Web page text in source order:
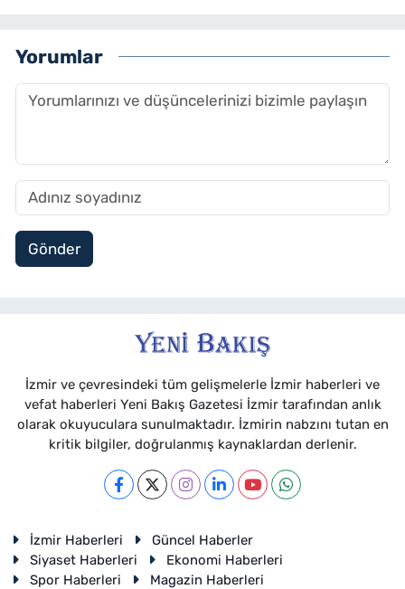
Yorumlar
Gönder
İzmir ve çevresindeki tüm gelişmelerle İzmir haberleri ve
vefat haberleri Yeni Bakış Gazetesi İzmir tarafından anlık
olarak okuyuculara sunulmaktadır. İzmirin nabzını tutan en
kritik bilgiler, doğrulanmış kaynaklardan derlenir.
İzmir Haberleri
Güncel Haberler
Siyaset Haberleri
Ekonomi Haberleri
Spor Haberleri
Magazin Haberleri